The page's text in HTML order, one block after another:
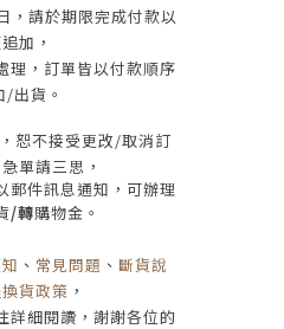
，請於期限完成付款以
加，
理，訂單皆以付款順序
/出貨 。
恕不接受更改/取消訂
單請三思 ，
郵件訊息通知，可辦理
/轉購物金。
、 常見問題 、 斷貨說
貨政策 ，
詳細閱讀，謝謝各位的